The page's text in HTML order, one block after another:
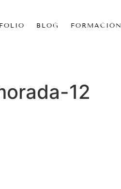
BLOG FORMACIÓN
12